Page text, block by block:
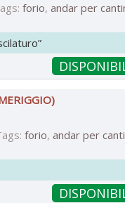
forio,andar per
forio,andar per